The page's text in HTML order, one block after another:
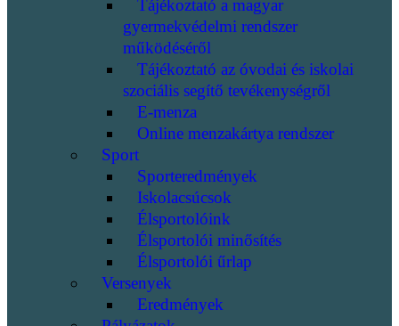
Tájékoztató a magyar
gyermekvédelmi rendszer
működéséről
Tájékoztató az óvodai és iskolai
szociális segítő tevékenységről
E-menza
Online menzakártya rendszer
Sport
Sporteredmények
Iskolacsúcsok
Élsportolóink
Élsportolói minősítés
Élsportolói űrlap
Versenyek
Eredmények